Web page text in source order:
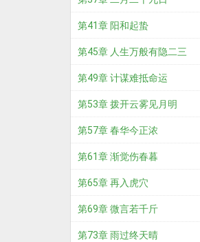
第41章 阳和起蛰
第45章 人生万般有隐二三
第49章 计谋难抵命运
第53章 拨开云雾见月明
第57章 春华今正浓
第61章 渐觉伤春暮
第65章 再入虎穴
第69章 微言若千斤
第73章 雨过终天晴